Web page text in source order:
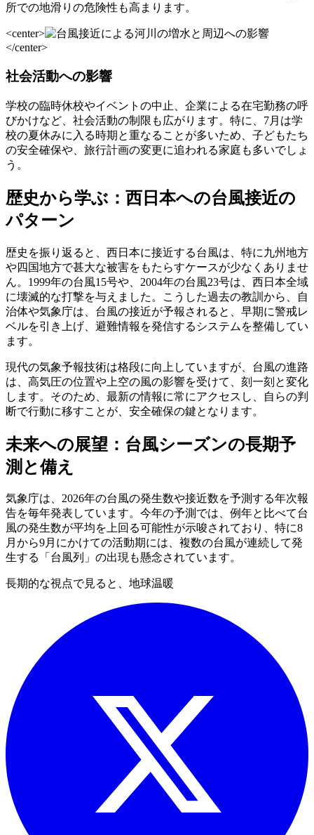
所での地滑りの危険性も高まります。
<center>
</center>
社会活動への影響
学校の臨時休校やイベントの中止、企業による在宅勤務の呼
びかけなど、社会活動の制限も広がります。特に、7月は学
校の夏休みに入る時期と重なることが多いため、子どもたち
の安全確保や、旅行計画の変更に追われる家庭も多いでしょ
う。
歴史から学ぶ：西日本への台風接近の
パターン
歴史を振り返ると、西日本に接近する台風は、特に九州地方
や四国地方で甚大な被害をもたらすケースが少なくありませ
ん。1999年の台風15号や、2004年の台風23号は、西日本全域
に壊滅的な打撃を与えました。こうした過去の教訓から、自
治体や気象庁は、台風の接近が予報されると、早期に警戒レ
ベルを引き上げ、避難情報を発信するシステムを整備してい
ます。
現代の気象予報技術は格段に向上していますが、台風の進路
は、高気圧の位置や上空の風の影響を受けて、刻一刻と変化
します。そのため、最新の情報に常にアクセスし、自らの判
断で行動に移すことが、安全確保の鍵となります。
未来への展望：台風シーズンの長期予
測と備え
気象庁は、2026年の台風の発生数や接近数を予測する年次報
告を毎年発表しています。今年の予測では、例年と比べて台
風の発生数が平均を上回る可能性が示唆されており、特に8
月から9月にかけての活動期には、複数の台風が連続して発
生する「台風列」の出現も懸念されています。
長期的な視点で見ると、地球温暖